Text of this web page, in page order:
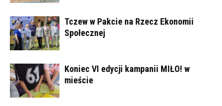
Tczew w Pakcie na Rzecz Ekonomii
Społecznej
Koniec VI edycji kampanii MIŁO! w
mieście